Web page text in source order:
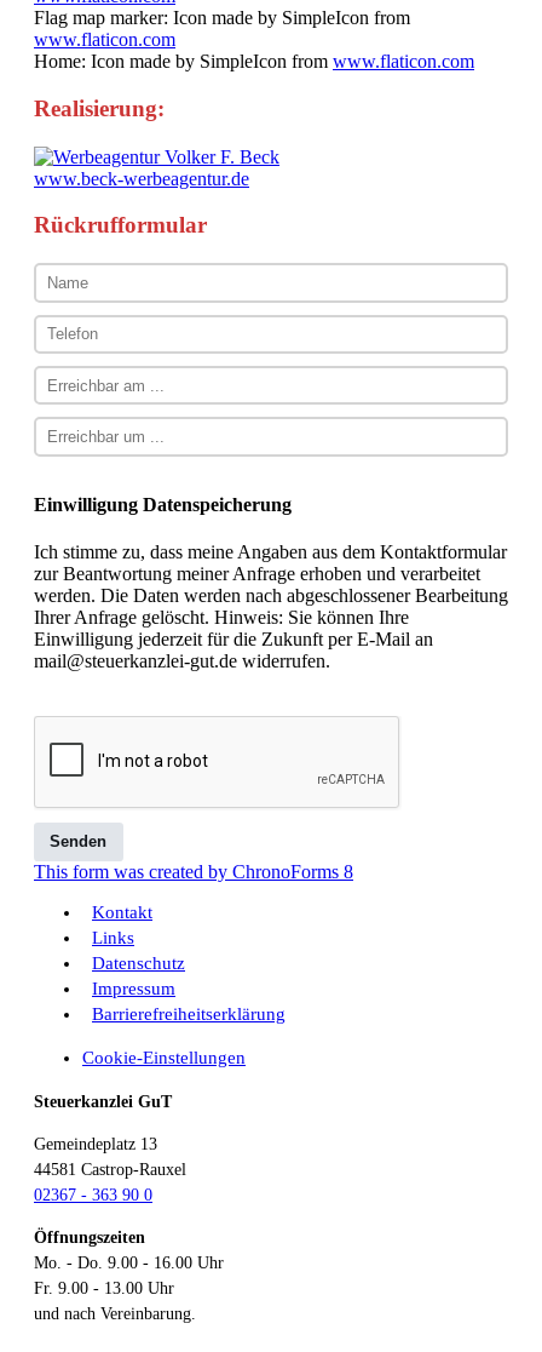
Flag map marker: Icon made by SimpleIcon from
www.flaticon.com
Home: Icon made by SimpleIcon from www.flaticon.com
Realisierung:
www.beck-werbeagentur.de
Rückrufformular
Einwilligung Datenspeicherung
Ich stimme zu, dass meine Angaben aus dem Kontaktformular
zur Beantwortung meiner Anfrage erhoben und verarbeitet
werden. Die Daten werden nach abgeschlossener Bearbeitung
Ihrer Anfrage gelöscht. Hinweis: Sie können Ihre
Einwilligung jederzeit für die Zukunft per E-Mail an
mail@steuerkanzlei-gut.de widerrufen.
Senden
This form was created by ChronoForms 8
Kontakt
Links
Datenschutz
Impressum
Barrierefreiheitserklärung
Cookie-Einstellungen
Steuerkanzlei GuT
Gemeindeplatz 13
44581 Castrop-Rauxel
02367 - 363 90 0
Öffnungszeiten
Mo. - Do. 9.00 - 16.00 Uhr
Fr. 9.00 - 13.00 Uhr
und nach Vereinbarung.